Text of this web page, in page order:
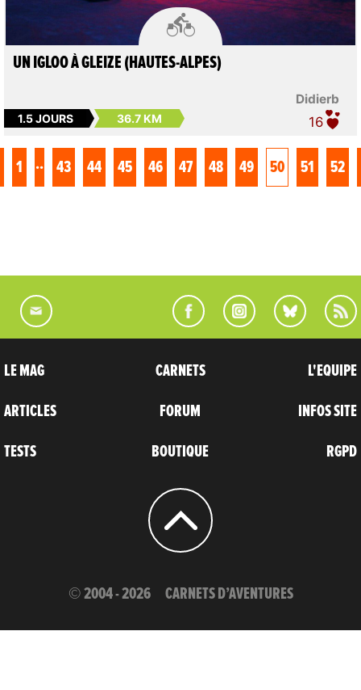

Didierb
UN IGLOO À GLEIZE (HAUTES-ALPES)
1.5 JOURS 36.7 KM 16
1 .. 43 44 45 46 47 48 49 50 51 52
LE MAG
ARTICLES
TESTS
CARNETS
FORUM
BOUTIQUE
L'EQUIPE
INFOS SITE
RGPD
© 2004 - 2026 CARNETS D’AVENTURES